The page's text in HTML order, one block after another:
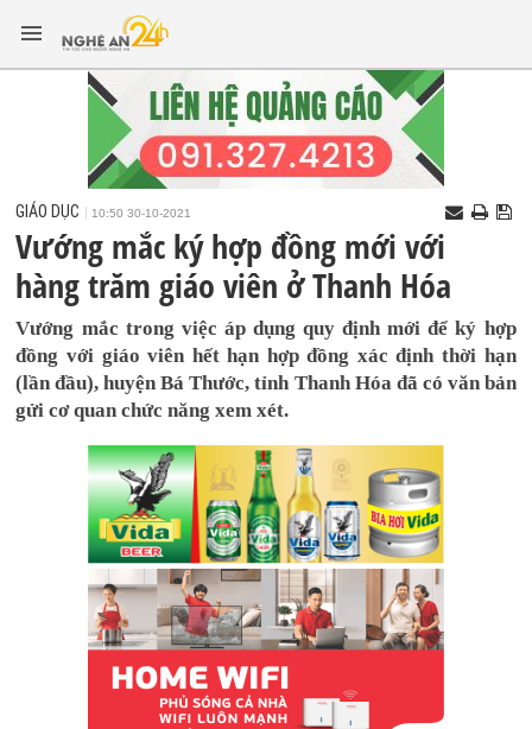
GIÁO DỤC 10:50 30-10-2021
Vướng mắc ký hợp đồng mới với
hàng trăm giáo viên ở Thanh Hóa
Vướng mắc trong việc áp dụng quy định mới để ký hợp
đồng với giáo viên hết hạn hợp đồng xác định thời hạn
(lần đầu), huyện Bá Thước, tỉnh Thanh Hóa đã có văn bản
gửi cơ quan chức năng xem xét.